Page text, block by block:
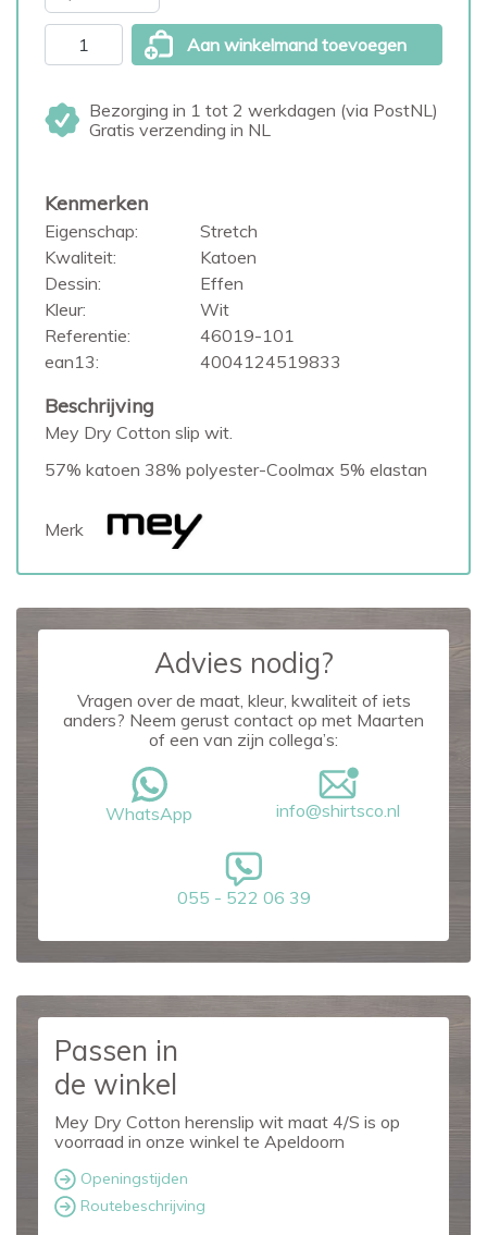
Aan winkelmand toevoegen
Bezorging in 1 tot 2 werkdagen (via PostNL)
Gratis verzending in NL
Kenmerken
Eigenschap:
Stretch
Kwaliteit:
Katoen
Dessin:
Effen
Kleur:
Wit
Referentie:
46019-101
ean13:
4004124519833
Beschrijving
Mey Dry Cotton slip wit.
57% katoen 38% polyester-Coolmax 5% elastan
Merk
Advies nodig?
Vragen over de maat, kleur, kwaliteit of iets
anders? Neem gerust contact op met Maarten
of een van zijn collega’s:
WhatsApp info@shirtsco.nl
055 - 522 06 39
Passen in
de winkel
Mey Dry Cotton herenslip wit maat 4/S is op
voorraad in onze winkel te Apeldoorn
Openingstijden
Routebeschrijving